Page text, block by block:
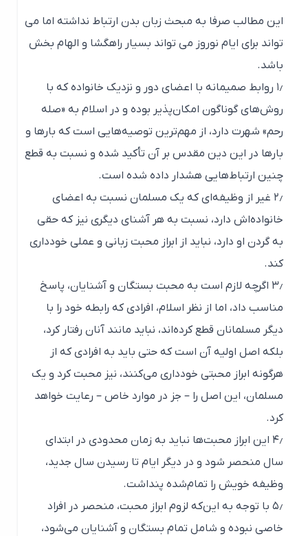
این مطالب صرفا به مبحث زبان بدن ارتباط نداشته اما می
تواند برای ایام نوروز می تواند بسیار راهگشا و الهام بخش
باشد.
۱٫ روابط صمیمانه با اعضای دور و نزدیک خانواده که با
روش‌های گوناگون امکان‌پذیر بوده و در اسلام به «صله
رحم» شهرت دارد، از مهم‌ترین توصیه‌هایی است که بارها و
بارها در این دین مقدس بر آن تأکید شده و نسبت به قطع
چنین ارتباط‌هایی هشدار داده شده است.
۲٫ غیر از وظیفه‌ای که یک مسلمان نسبت به اعضای
خانواده‌اش دارد، نسبت به هر آشنای دیگری نیز که حقی
به گردن او دارد، نباید از ابراز محبت زبانی و عملی خودداری
۳٫ اگرچه لازم است به محبت بستگان و آشنایان، پاسخ
مناسب داد، اما از نظر اسلام، افرادی که رابطه خود را با
دیگر مسلمانان قطع کرده‌اند، نباید مانند آنان رفتار کرد،
بلکه اصل اولیه آن است که حتی باید به افرادی که از
هرگونه ابراز محبتی خودداری می‌کنند، نیز محبت کرد و یک
مسلمان، این اصل را – جز در موارد خاص – رعایت خواهد
۴٫ این ابراز محبت‌ها نباید به زمان محدودی در ابتدای
سال منحصر شود و در دیگر ایام تا رسیدن سال جدید،
وظیفه خویش را تمام‌شده پنداشت.
۵٫ با توجه به این‌که لزوم ابراز محبت، منحصر در افراد
خاصی نبوده و شامل تمام بستگان و آشنایان می‌شود،